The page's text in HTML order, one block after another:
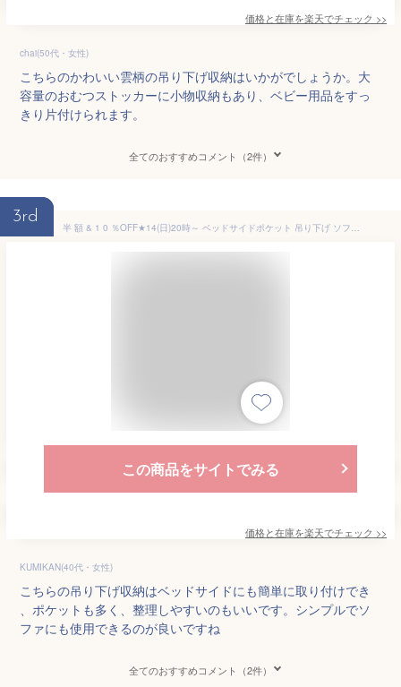
価格と在庫を楽天でチェック >>
chai(50代・女性)
こちらのかわいい雲柄の吊り下げ収納はいかがでしょうか。大
容量のおむつストッカーに小物収納もあり、ベビー用品をすっ
きり片付けられます。
全てのおすすめコメント（2件）
3rd
半 額 & 1 0 ％OFF★14(日)20時～ ベッドサイドポケット 吊り下げ ソファーサイドポケット ベッドサイド 収納 吊り下げ収納 小物収納 ベッドサイドラック ポケット収納 車 収納 吊下げラック 大容量 ベッド横 整理整頓 シンプル 可愛い おしゃれ ハンギングバッグ
この商品をサイトでみる
価格と在庫を楽天でチェック >>
KUMIKAN(40代・女性)
こちらの吊り下げ収納はベッドサイドにも簡単に取り付けでき
、ポケットも多く、整理しやすいのもいいです。シンプルでソ
ファにも使用できるのが良いですね
全てのおすすめコメント（2件）